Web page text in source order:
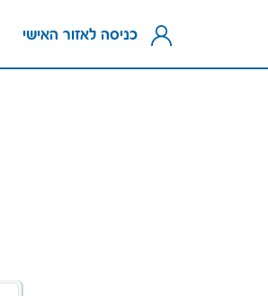
כניסה לאזור האישי